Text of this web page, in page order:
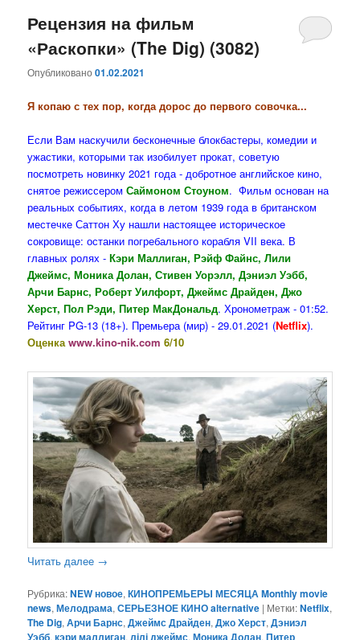
Рецензия на фильм
«Раскопки» (The Dig) (3082)
Опубликовано01.02.2021
Я копаю с тех пор, когда дорос до первого совочка...
Если Вам наскучили бесконечные блокбастеры, комедии и
ужастики, которыми так изобилует прокат, советую
посмотреть новинку 2021 года - добротное английское кино,
снятое режиссеромСаймоном Стоуном. Фильм основан на
реальных событиях, когда в летом 1939 года в британском
местечке Саттон Ху нашли настоящее историческое
сокровище: останки погребального корабля VII века. В
главных ролях -Кэри Маллиган, Рэйф Файнс, Лили
Джеймс, Моника Долан, Стивен Уорэлл, Дэниэл Уэбб,
Арчи Барнс, Роберт Уилфорт, Джеймс Драйден, Джо
Херст, Пол Рэди, Питер МакДональд. Хронометраж - 01:52.
Рейтинг PG-13 (18+). Премьера (мир) - 29.01.2021 (Netflix).
Оценкаwww.kino-nik.com 6/10
Читать далее →
Рубрика:NEW новое,КИНОПРЕМЬЕРЫ МЕСЯЦА Monthly movie
news,Мелодрама,СЕРЬЕЗНОЕ КИНО alternative | Метки:Netflix,
The Dig,Арчи Барнс,Джеймс Драйден,Джо Херст,Дэниэл
Уэбб,кэри маллиган,лілі джеймс,Моника Долан,Питер